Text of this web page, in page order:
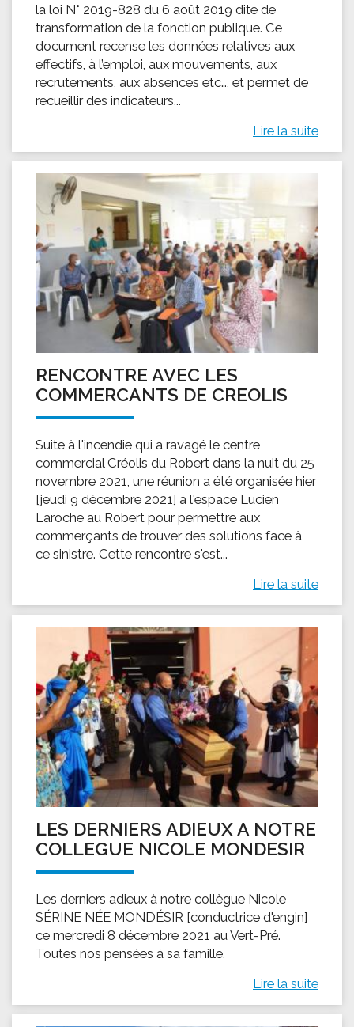
la loi N° 2019-828 du 6 août 2019 dite de
transformation de la fonction publique. Ce
document recense les données relatives aux
effectifs, à l’emploi, aux mouvements, aux
recrutements, aux absences etc…, et permet de
recueillir des indicateurs...
Lire la suite
RENCONTRE AVEC LES
COMMERCANTS DE CREOLIS
Suite à l'incendie qui a ravagé le centre
commercial Créolis du Robert dans la nuit du 25
novembre 2021, une réunion a été organisée hier
[jeudi 9 décembre 2021] à l'espace Lucien
Laroche au Robert pour permettre aux
commerçants de trouver des solutions face à
ce sinistre. Cette rencontre s'est...
Lire la suite
LES DERNIERS ADIEUX A NOTRE
COLLEGUE NICOLE MONDESIR
Les derniers adieux à notre collègue Nicole
SÉRINE NÉE MONDÉSIR [conductrice d'engin]
ce mercredi 8 décembre 2021 au Vert-Pré.
Toutes nos pensées à sa famille.
Lire la suite